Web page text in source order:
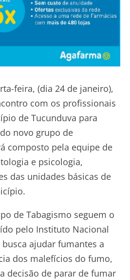
feira, (dia 24 de janeiro),
com os profissionais
de Tucunduva para
novo grupo de
composto pela equipe de
e psicologia,
das unidades básicas de
de Tabagismo seguem o
pelo Instituto Nacional
busca ajudar fumantes a
dos malefícios do fumo,
decisão de parar de fumar